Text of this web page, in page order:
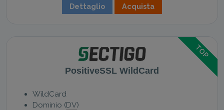
Dettaglio Acquista
TOP
PositiveSSL WildCard
WildCard
Dominio (DV)